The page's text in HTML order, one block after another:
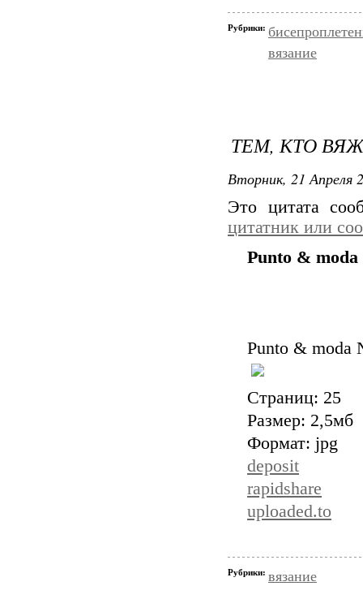
Рубрики:
вязание
ТЕМ, КТО
Вторник, 21 Апреля
Это цитата
цитатник или
Punto & moda
Punto & moda
Страниц: 25
Размер: 2,5мб
Формат: jpg
deposit
rapidshare
uploaded.to
Рубрики: вязание